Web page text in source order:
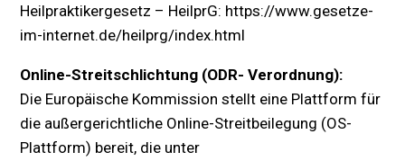
Heilpraktikergesetz – HeilprG: https://www.gesetze-
im-internet.de/heilprg/index.html
Online-Streitschlichtung (ODR- Verordnung):
Die Europäische Kommission stellt eine Plattform für
die außergerichtliche Online-Streitbeilegung (OS-
Plattform) bereit, die unter